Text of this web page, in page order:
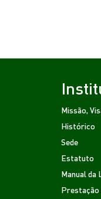
Missão,
Histórico
Sede
Estatuto
Manual da
Prestação